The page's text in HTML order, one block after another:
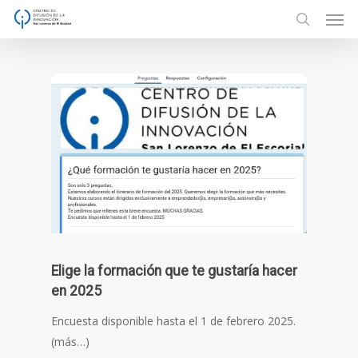
Skip
search
Elige la formación que te gustaría hacer
en 2025
Encuesta disponible hasta el 1 de febrero 2025.
(más…)